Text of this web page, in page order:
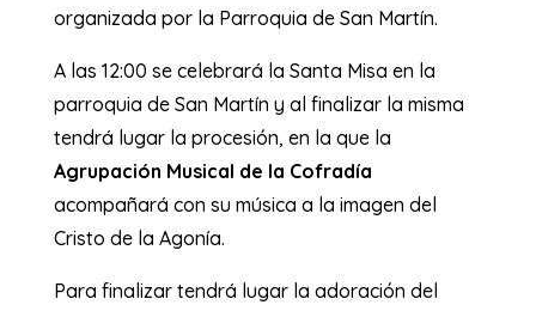
organizada por la Parroquia de San Martín.
A las 12:00 se celebrará la Santa Misa en la
parroquia de San Martín y al finalizar la misma
tendrá lugar la procesión, en la que la
Agrupación Musical de la Cofradía
acompañará con su música a la imagen del
Cristo de la Agonía.
Para finalizar tendrá lugar la adoración del